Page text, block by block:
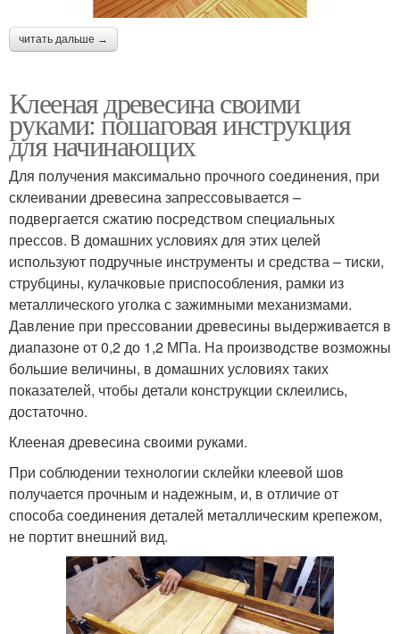
читать дальше →
Клееная древесина своими
руками: пошаговая инструкция
для начинающих
Для получения максимально прочного соединения, при
склеивании древесина запрессовывается –
подвергается сжатию посредством специальных
прессов. В домашних условиях для этих целей
используют подручные инструменты и средства – тиски,
струбцины, кулачковые приспособления, рамки из
металлического уголка с зажимными механизмами.
Давление при прессовании древесины выдерживается в
диапазоне от 0,2 до 1,2 МПа. На производстве возможны
большие величины, в домашних условиях таких
показателей, чтобы детали конструкции склеились,
достаточно.
Клееная древесина своими руками.
При соблюдении технологии склейки клеевой шов
получается прочным и надежным, и, в отличие от
способа соединения деталей металлическим крепежом,
не портит внешний вид.